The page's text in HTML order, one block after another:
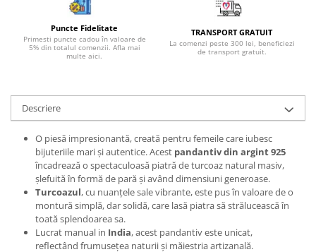
Bijuterii rubin
Bijuterii safir
Bijuterii sidef si abalone
Bijuterii sodalit
Bijuterii spinel
Bijuterii tanzanit
Bijuterii topaz
Bijuterii turcoaz
Bijuterii turmaline
Bijuterii morganit
Puncte Fidelitate
Primesti puncte cadou în valoare de
5% din totalul comenzii. Afla mai
multe aici.
TRANSPORT GRATUIT
La comenzi peste 300 lei, beneficiezi
de transport gratuit.
Descriere
O piesă impresionantă, creată pentru femeile care iubesc
bijuteriile mari și autentice. Acest pandantiv din argint 925
încadrează o spectaculoasă piatră de turcoaz natural masiv,
șlefuită în formă de pară și având dimensiuni generoase.
Turcoazul, cu nuanțele sale vibrante, este pus în valoare de o
montură simplă, dar solidă, care lasă piatra să strălucească în
toată splendoarea sa.
Lucrat manual in India, acest pandantiv este unicat,
reflectând frumusețea naturii și măiestria artizanală.